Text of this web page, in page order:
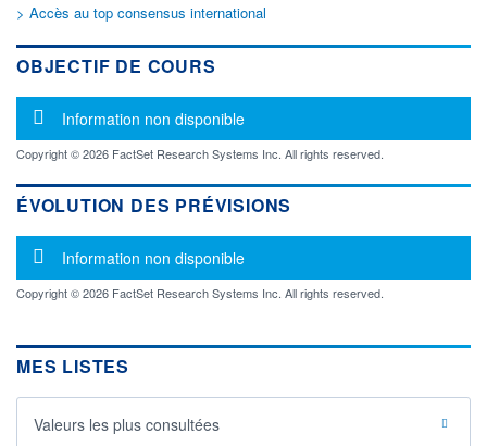
3,20
3,26
3,245 3,212
+ HAUT
3,265
+ BAS
3,245
VOLUME
323 0,00%
LIMITE À LA
BAISSE
0,000 0,000
RENDEMENT
> Accès au top consensus international
OBJECTIF DE COURS
Message d'information
Information non disponible
Copyright © 2026 FactSet Research Systems Inc. All rights reserved.
ÉVOLUTION DES PRÉVISIONS
Message d'information
Information non disponible
Copyright © 2026 FactSet Research Systems Inc. All rights reserved.
MES LISTES
Valeurs les plus consultées